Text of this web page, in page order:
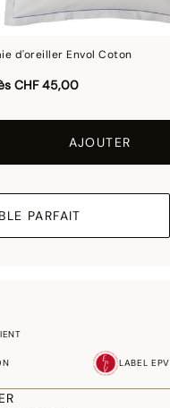
d'oreiller Envol Coton
CHF 45,00
AJOUTER
PARFAIT
LABEL EPV